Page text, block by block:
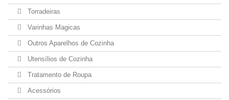
Torradeiras
Varinhas Magicas
Outros Aparelhos de Cozinha
Utensílios de Cozinha
Tratamento de Roupa
Acessórios